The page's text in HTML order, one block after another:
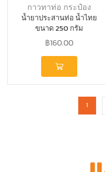
กาวทาท่อ กระป๋อง
น้ำยาประสานท่อ น้ำไทย
ขนาด 250 กรัม
฿160.00
1